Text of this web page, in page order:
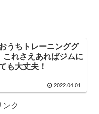
うちトレーニンググ
これさえあればジムに
も大丈夫！
2022.04.01
ク